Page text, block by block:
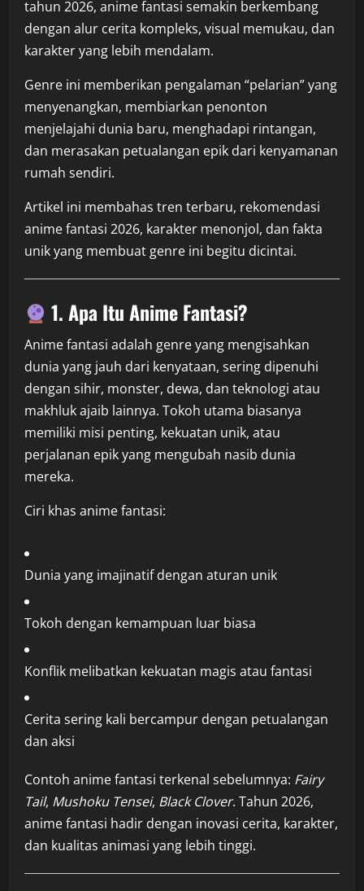
tahun 2026, anime fantasi semakin berkembang
dengan alur cerita kompleks, visual memukau, dan
karakter yang lebih mendalam.
Genre ini memberikan pengalaman “pelarian” yang
menyenangkan, membiarkan penonton
menjelajahi dunia baru, menghadapi rintangan,
dan merasakan petualangan epik dari kenyamanan
rumah sendiri.
Artikel ini membahas tren terbaru, rekomendasi
anime fantasi 2026, karakter menonjol, dan fakta
unik yang membuat genre ini begitu dicintai.
1. Apa Itu Anime Fantasi?
Anime fantasi adalah genre yang mengisahkan
dunia yang jauh dari kenyataan, sering dipenuhi
dengan sihir, monster, dewa, dan teknologi atau
makhluk ajaib lainnya. Tokoh utama biasanya
memiliki misi penting, kekuatan unik, atau
perjalanan epik yang mengubah nasib dunia
mereka.
Ciri khas anime fantasi:
Dunia yang imajinatif dengan aturan unik
Tokoh dengan kemampuan luar biasa
Konflik melibatkan kekuatan magis atau fantasi
Cerita sering kali bercampur dengan petualangan
dan aksi
Contoh anime fantasi terkenal sebelumnya: Fairy
Tail, Mushoku Tensei, Black Clover. Tahun 2026,
anime fantasi hadir dengan inovasi cerita, karakter,
dan kualitas animasi yang lebih tinggi.